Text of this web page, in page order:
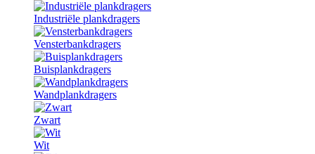
Industriële plankdragers
Vensterbankdragers
Buisplankdragers
Wandplankdragers
Zwart
Wit